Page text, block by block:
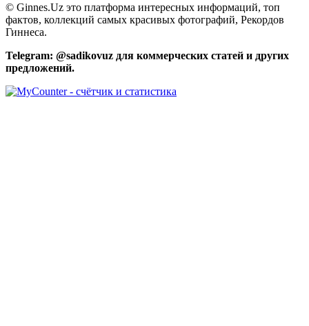
© Ginnes.Uz это платформа интересных информаций, топ
фактов, коллекций самых красивых фотографий, Рекордов
Гиннеса.
Telegram: @sadikovuz для коммерческих статей и других
предложений.